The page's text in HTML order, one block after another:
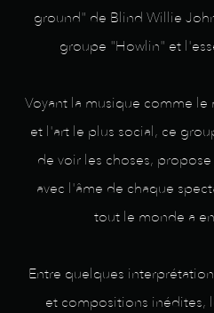
ground" de Blind Willie
groupe "Howlin" et
Voyant la musique comme
et l'art le plus social, ce
de voir les choses,
avec l'âme de chaque
tout le monde a
Entre quelques
et compositions inédites,